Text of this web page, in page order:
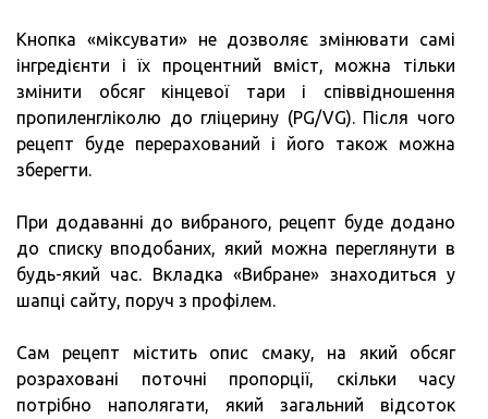
Кнопка «міксувати» не дозволяє змінювати самі
інгредієнти і їх процентний вміст, можна тільки
змінити обсяг кінцевої тари і співвідношення
пропиленгліколю до гліцерину (PG/VG). Після чого
рецепт буде перерахований і його також можна
зберегти.
При додаванні до вибраного, рецепт буде додано
до списку вподобаних, який можна переглянути в
будь-який час. Вкладка «Вибране» знаходиться у
шапці сайту, поруч з профілем.
Сам рецепт містить опис смаку, на який обсяг
розраховані поточні пропорції, скільки часу
потрібно наполягати, який загальний відсоток